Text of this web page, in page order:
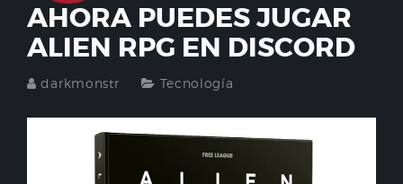
AHORA PUEDES JUGAR
ALIEN RPG EN DISCORD
darkmonstr Tecnología